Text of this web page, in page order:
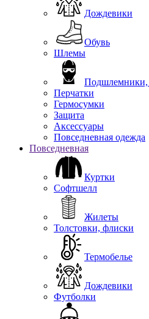
Дождевики
Обувь
Шлемы
Подшлемники,
Перчатки
Гермосумки
Защита
Аксессуары
Повседневная одежда
Повседневная
Куртки
Софтшелл
Жилеты
Толстовки, флиски
Термобелье
Дождевики
Футболки